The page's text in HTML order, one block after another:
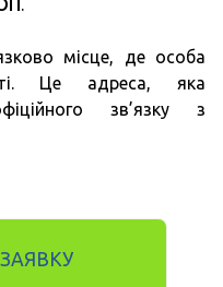
.
місце, де особа
Це адреса, яка
зв’язку з